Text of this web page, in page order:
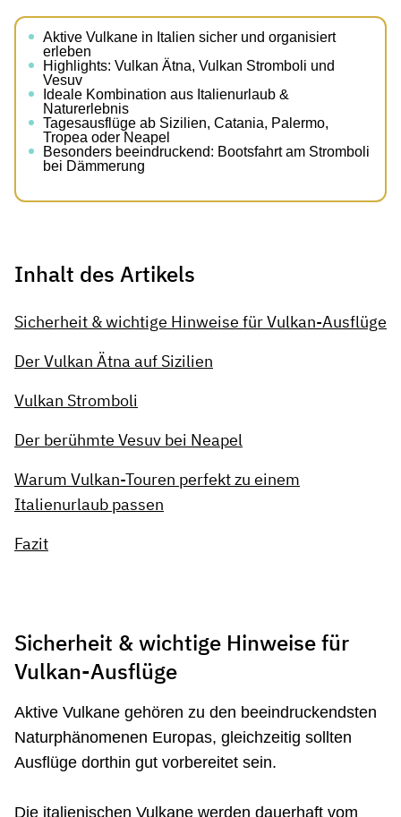
Aktive Vulkane in Italien sicher und organisiert
erleben
Highlights: Vulkan Ätna, Vulkan Stromboli und
Vesuv
Ideale Kombination aus Italienurlaub &
Naturerlebnis
Tagesausflüge ab Sizilien, Catania, Palermo,
Tropea oder Neapel
Besonders beeindruckend: Bootsfahrt am Stromboli
bei Dämmerung
Inhalt des Artikels
Sicherheit & wichtige Hinweise für Vulkan-Ausflüge
Der Vulkan Ätna auf Sizilien
Vulkan Stromboli
Der berühmte Vesuv bei Neapel
Warum Vulkan-Touren perfekt zu einem
Italienurlaub passen
Fazit
Sicherheit & wichtige Hinweise für
Vulkan-Ausflüge
Aktive Vulkane gehören zu den beeindruckendsten
Naturphänomenen Europas, gleichzeitig sollten
Ausflüge dorthin gut vorbereitet sein.
Die italienischen Vulkane werden dauerhaft vom